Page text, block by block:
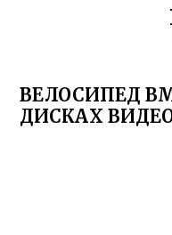
ВЕЛОСИПЕД
ДИСКАХ